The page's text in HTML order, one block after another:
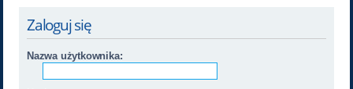
Zaloguj się
Nazwa użytkownika: